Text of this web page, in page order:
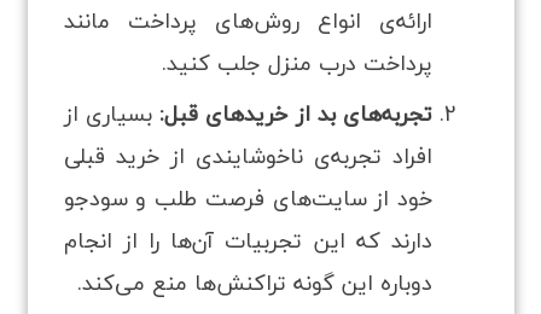
ارائه‌ی انواع روش‌های پرداخت مانند
پرداخت درب منزل جلب کنید.
تجربه‌های بد از خریدهای قبل: بسیاری از
افراد تجربه‌ی ناخوشایندی از خرید قبلی
خود از سایت‌های فرصت‌ طلب و سودجو
دارند که این تجربیات آن‌ها را از انجام
دوباره این‌ گونه تراکنش‌ها منع می‌کند.